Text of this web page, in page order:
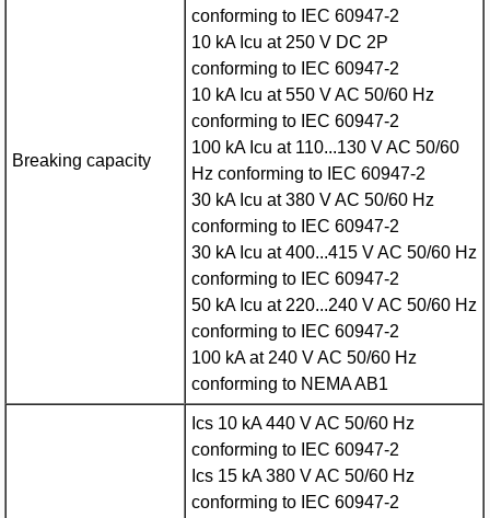
Breaking capacity
conforming to IEC 60947-2
10 kA Icu at 250 V DC 2P
conforming to IEC 60947-2
10 kA Icu at 550 V AC 50/60 Hz
conforming to IEC 60947-2
100 kA Icu at 110...130 V AC 50/60
Hz conforming to IEC 60947-2
30 kA Icu at 380 V AC 50/60 Hz
conforming to IEC 60947-2
30 kA Icu at 400...415 V AC 50/60 Hz
conforming to IEC 60947-2
50 kA Icu at 220...240 V AC 50/60 Hz
conforming to IEC 60947-2
100 kA at 240 V AC 50/60 Hz
conforming to NEMA AB1
Ics 10 kA 440 V AC 50/60 Hz
conforming to IEC 60947-2
Ics 15 kA 380 V AC 50/60 Hz
conforming to IEC 60947-2